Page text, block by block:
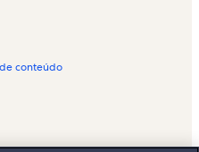
conteúdo